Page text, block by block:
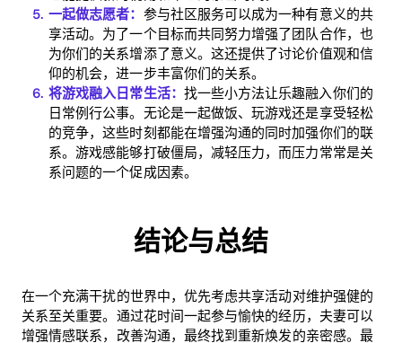
一起做志愿者： 参与社区服务可以成为一种有意义的共
享活动。为了一个目标而共同努力增强了团队合作，也
为你们的关系增添了意义。这还提供了讨论价值观和信
仰的机会，进一步丰富你们的关系。
将游戏融入日常生活： 找一些小方法让乐趣融入你们的
日常例行公事。无论是一起做饭、玩游戏还是享受轻松
的竞争，这些时刻都能在增强沟通的同时加强你们的联
系。游戏感能够打破僵局，减轻压力，而压力常常是关
系问题的一个促成因素。
结论与总结
在一个充满干扰的世界中，优先考虑共享活动对维护强健的
关系至关重要。通过花时间一起参与愉快的经历，夫妻可以
增强情感联系，改善沟通，最终找到重新焕发的亲密感。最